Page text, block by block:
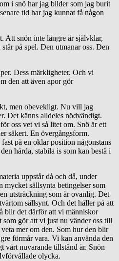
i snö har jag bilder som jag burit
tid har jag kunnat få någon
Att snön inte längre är självklar,
på spel. Den utmanar oss. Den
Dess märkligheter. Och vi
den att även apor gör
men obevekligt. Nu vill jag
Det känns alldeles nödvändigt.
oss vet vi så litet om. Snö är ett
säkert. En övergångsform.
på en oklar position någonstans
hårda, stabila is som kan bestå i
uppstår då och då, under
mycket sällsynta betingelser som
utsträckning som är ovanlig. Det
sällsynt. Och det håller på att
blir det därför att vi människor
som gör att vi just nu vänder oss till
mer om den. Som hur den blir
förmår vara. Vi kan använda den
vårt nuvarande tillstånd är. Snön
olycka.